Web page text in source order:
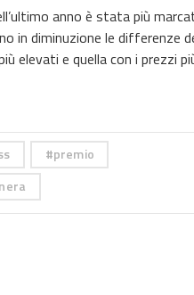
anno è stata più
in diminuzione le differenze
elevati e quella con i prezzi
premio